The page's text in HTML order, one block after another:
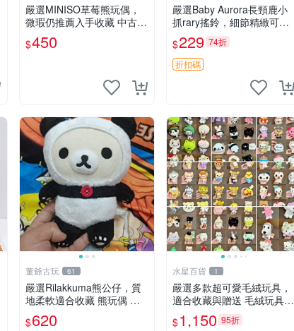
嚴選MINISO草莓熊玩偶，
微瑕仍推薦入手收藏 中古 M
INISO 草莓熊 玩具 收藏
$450
嚴選Baby Aurora長頸鹿小
抓rary搖鈴，細節精緻可聆
聽清脆鈴音 軟萌可愛 定制
紀念 金屬搖鈴 新手媽咪推
薦 長頸鹿 抓rary 搖鈴
$229 74折
折扣碼
董爺古玩 61
嚴選Rilakkuma熊公仔，質
地柔軟適合收藏 熊玩偶 柔
軟 公仔 收藏
$620
水星百貨 1
嚴選多款超可愛毛絨玩具，
適合收藏與贈送 毛絨玩具、
抱枕、公仔
$1,150 95折